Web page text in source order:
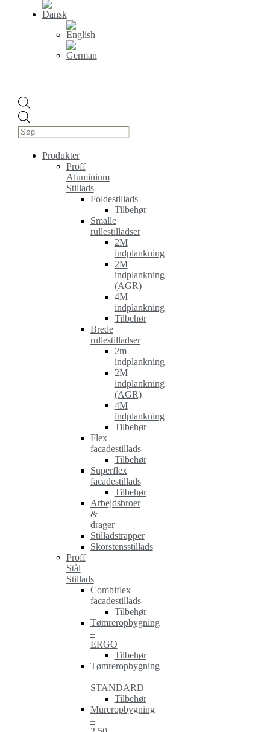
search
Produkter
Proff
Aluminium
Stillads
Foldestillads
Tilbehør
Smalle
rullestilladser
2M
indplankning
2M
indplankning
(AGR)
4M
indplankning
Tilbehør
Brede
rullestilladser
2m
indplankning
2M
indplankning
(AGR)
4M
indplankning
Tilbehør
Flex
facadestillads
Tilbehør
Superflex
facadestillads
Tilbehør
Arbejdsbroer
&
drager
Stilladstrapper
Skorstensstillads
Proff
Stål
Stillads
Combiflex
facadestillads
Tilbehør
Tømreropbygning
–
ERGO
Tilbehør
Tømreropbygning
–
STANDARD
Tilbehør
Mureropbygning
–